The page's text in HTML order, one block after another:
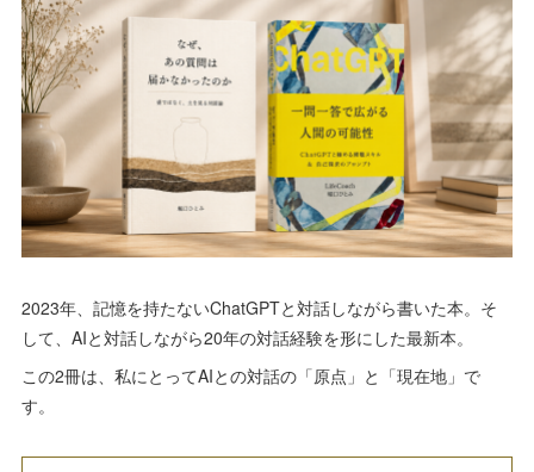
2023年、記憶を持たないChatGPTと対話しながら書いた本。そ
して、AIと対話しながら20年の対話経験を形にした最新本。
この2冊は、私にとってAIとの対話の「原点」と「現在地」で
す。